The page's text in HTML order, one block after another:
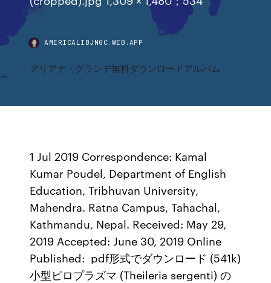
AMERICALIBJNGC.WEB.APP
アリアナ・グランデ無料ダウンロードアルバム
1 Jul 2019 Correspondence: Kamal
Kumar Poudel, Department of English
Education, Tribhuvan University,
Mahendra. Ratna Campus, Tahachal,
Kathmandu, Nepal. Received: May 29,
2019 Accepted: June 30, 2019 Online
Published: pdf形式でダウンロード (541k)
小型ピロプラズマ (Theileria sergenti) の